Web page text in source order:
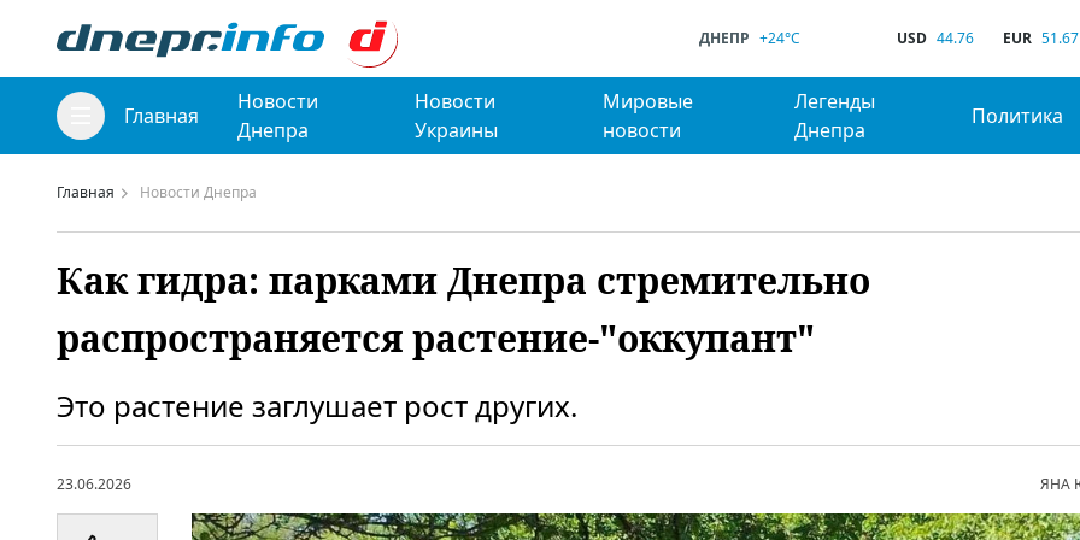
ДНЕПР +24°C USD 44.76 EUR 51.67
Главная
Новости
Днепра
Новости
Украины
Мировые
новости
Легенды
Днепра
Политика
Главная Новости Днепра
Как гидра: парками Днепра стремительно
распространяется растение-"оккупант"
Это растение заглушает рост других.
23.06.2026 ЯНА